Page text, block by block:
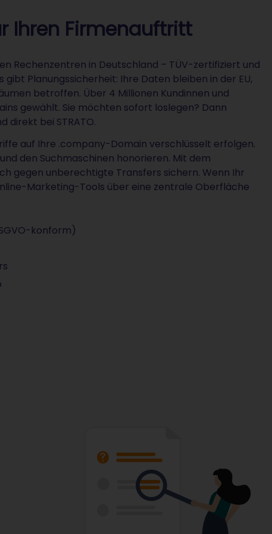
Ihren Firmenauftritt
Rechenzentren in Deutschland – TÜV-zertifiziert und
Planungssicherheit: Ihre Daten bleiben in der EU,
betroffen. Über 4 Millionen Kundinnen und
gewählt. Sie möchten sofort loslegen? Dann
direkt bei STRATO.
auf Ihre .company-Domain verschlüsselt erfolgen.
den Suchmaschinen honorieren. Mit dem
gegen unberechtigte Transfers sichern. Wenn Ihr
Marketing-Tools über eine zentrale Oberfläche
konform)